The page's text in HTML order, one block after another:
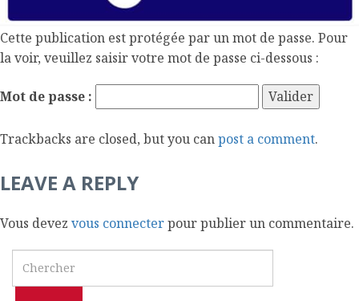
e
Cette publication est protégée par un mot de passe. Pour
la voir, veuillez saisir votre mot de passe ci-dessous :
Mot de passe :
Trackbacks are closed, but you canpost a comment.
LEAVE A REPLY
Vous devez vous connecterpour publier un commentaire.